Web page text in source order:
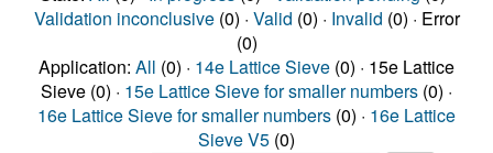
Validation inconclusive(0) · Valid (0) · Invalid (0) · Error
(0)
Application: All (0) · 14e Lattice Sieve (0) · 15e Lattice
Sieve (0) · 15e Lattice Sieve for smaller numbers (0) ·
16e Lattice Sieve for smaller numbers (0) · 16e Lattice
Sieve V5 (0)